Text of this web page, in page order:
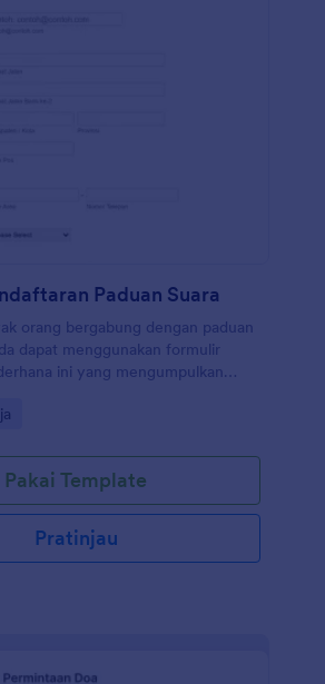
Paduan Suara
orang bergabung dengan paduan
dapat menggunakan formulir
ini yang mengumpulkan
mereka. Ini akan memungkinkan
dan mengelola pelatihan dengan
dapat menyesuaikan templat
alat dan integrasi Jotform,
Anda, memasukkan konten
Anda, mengumpulkan
Pakai Template
Pratinjau